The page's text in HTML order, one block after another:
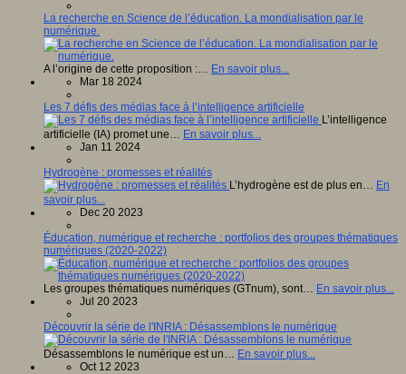
La recherche en Science de l’éducation. La mondialisation par le
numérique.
A l’origine de cette proposition :… En savoir plus...
Mar 18 2024
Les 7 défis des médias face à l’intelligence artificielle
L’intelligence
artificielle (IA) promet une… En savoir plus...
Jan 11 2024
Hydrogène : promesses et réalités
L’hydrogène est de plus en… En
savoir plus...
Dec 20 2023
Éducation, numérique et recherche : portfolios des groupes thématiques
numériques (2020-2022)
Les groupes thématiques numériques (GTnum), sont… En savoir plus...
Jul 20 2023
Découvrir la série de l'INRIA : Désassemblons le numérique
Désassemblons le numérique est un… En savoir plus...
Oct 12 2023